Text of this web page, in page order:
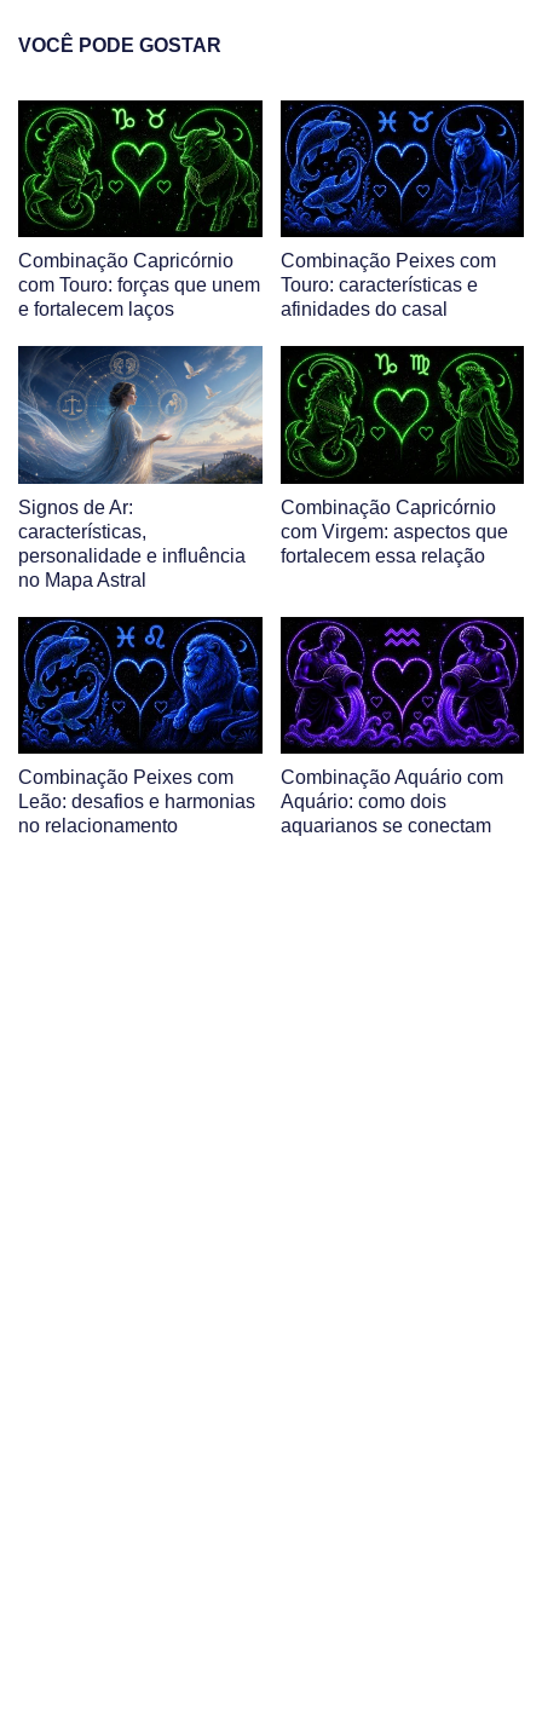
VOCÊ PODE GOSTAR
Combinação Capricórnio
com Touro: forças que unem
e fortalecem laços
Combinação Peixes com
Touro: características e
afinidades do casal
Signos de Ar:
características,
personalidade e influência
no Mapa Astral
Combinação Capricórnio
com Virgem: aspectos que
fortalecem essa relação
Combinação Peixes com
Leão: desafios e harmonias
no relacionamento
Combinação Aquário com
Aquário: como dois
aquarianos se conectam